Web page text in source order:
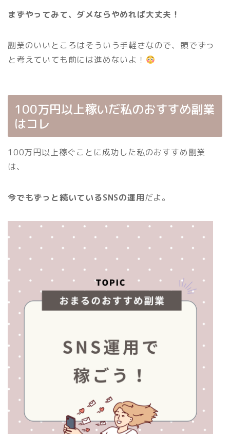
まずやってみて、ダメならやめれば大丈夫！
副業のいいところはそういう手軽さなので、頭でずっ
と考えていても前には進めないよ！
100万円以上稼いだ私のおすすめ副業
はコレ
100万円以上稼ぐことに成功した私のおすすめ副業
は、
今でもずっと続いているSNSの運用だよ。